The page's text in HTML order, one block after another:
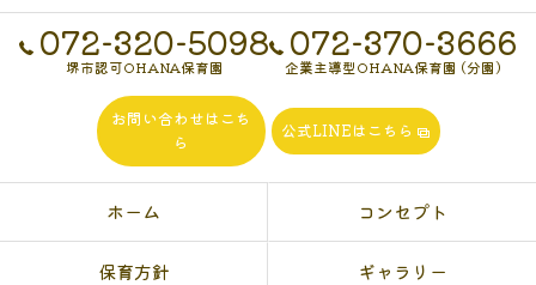
072-320-5098
堺市認可OHANA保育園
072-370-3666
企業主導型OHANA保育園 (分園)
お問い合わせはこち
ら
公式LINEはこちら
ホーム コンセプト
保育方針 ギャラリー